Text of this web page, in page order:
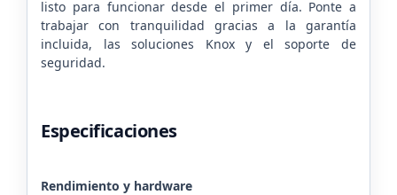
listo para funcionar desde el primer día. Ponte a
trabajar con tranquilidad gracias a la garantía
incluida, las soluciones Knox y el soporte de
seguridad.
Especificaciones
Rendimiento y hardware